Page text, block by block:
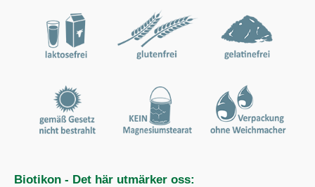
Biotikon - Det här utmärker oss: